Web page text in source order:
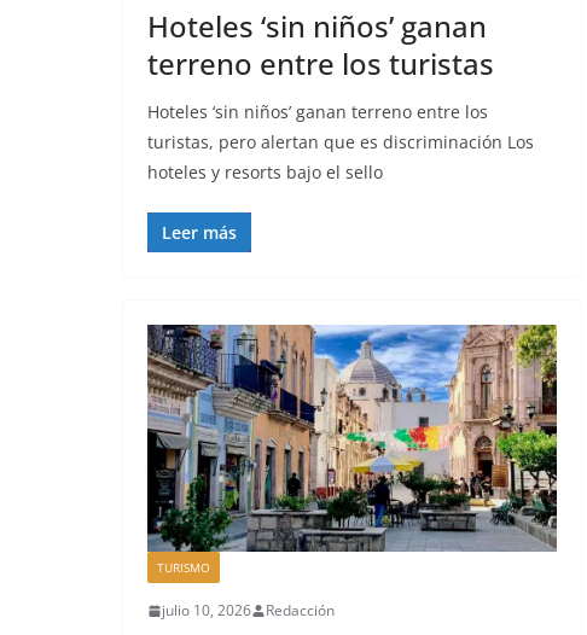
Hoteles ‘sin niños’ ganan
terreno entre los turistas
Hoteles ‘sin niños’ ganan terreno entre los
turistas, pero alertan que es discriminación Los
hoteles y resorts bajo el sello
Leer más
TURISMO
julio 10, 2026 Redacción